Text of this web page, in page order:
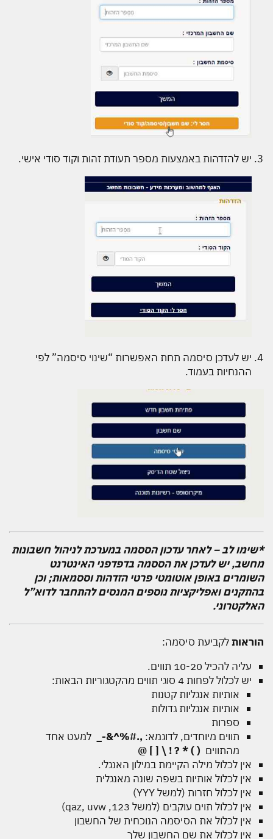
יש להזדהות באמצעות מספר תעודת זהות וקוד סודי אישי.
יש לעדכן סיסמה תחת האפשרות “שינוי סיסמה” לפי
ההנחיות בעמוד.
*שימו לב – לאחר עדכון הססמה במערכת לניהול חשבונות
מחשב, יש לעדכן את הססמה בדפדפני האינטרנט
השומרים באופן אוטומטי פרטי הזדהות וססמאות; וכן
בהתקנים ואפליקציות נוספים המנסים להתחבר לדוא”ל
האלקטרוני.
הוראותלקביעת סיסמה:
עליה להכיל 10-20 תווים.
יש לכלול לפחות 4 סוגי תווים מהקטגוריות הבאות:
אותיות אנגליות קטנות
אותיות אנגליות גדולות
ספרות
תווים מיוחדים, לדוגמא: ,.#%^&-_
למעט אחד
מהתווים ( ) * ? ! \ [ ] @
אין לכלול מילה הקיימת במילון האנגלי.
אין לכלול אותיות בשפה שונה מאנגלית
אין לכלול חזרות (למשל YYY)
אין לכלול תוים עוקבים (למשל 123, qaz, uvw)
אין לכלול את הסיסמה הנוכחית של החשבון
אין לכלול את שם החשבון שלך